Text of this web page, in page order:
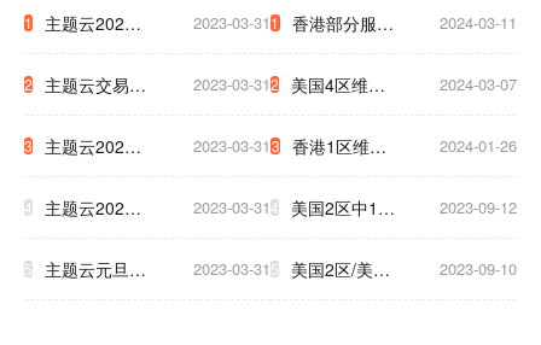
1 主题云2023
年中秋国庆放
假公告
2023-03-31
2 主题云交易支
付系统升级公
告
2023-03-31
3 主题云2023
年五一放假公
告
2023-03-31
4 主题云2023
年春节放假公
2023-03-31
5 主题云元旦大 2023-03-31
1 香港部分服务
器迁移通知
2024-03-11
2 美国4区维护
網路升級通知
至下午5点
2024-03-07
3 香港1区维护
3小时通知
2024-01-26
4 美国2区中1区
将于9.17号被
2023-09-12
5 美国2区/美国 2023-09-10